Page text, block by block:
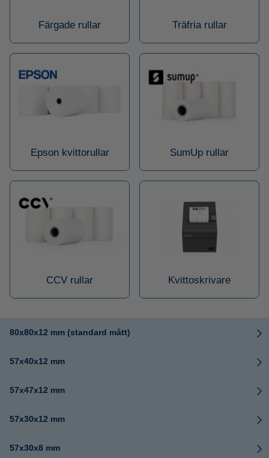
Färgade rullar Träfria rullar
Epson kvittorullar SumUp rullar
CCV rullar Kvittoskrivare
80x80x12 mm (standard mått)
57x40x12 mm
57x47x12 mm
57x30x12 mm
57x30x8 mm